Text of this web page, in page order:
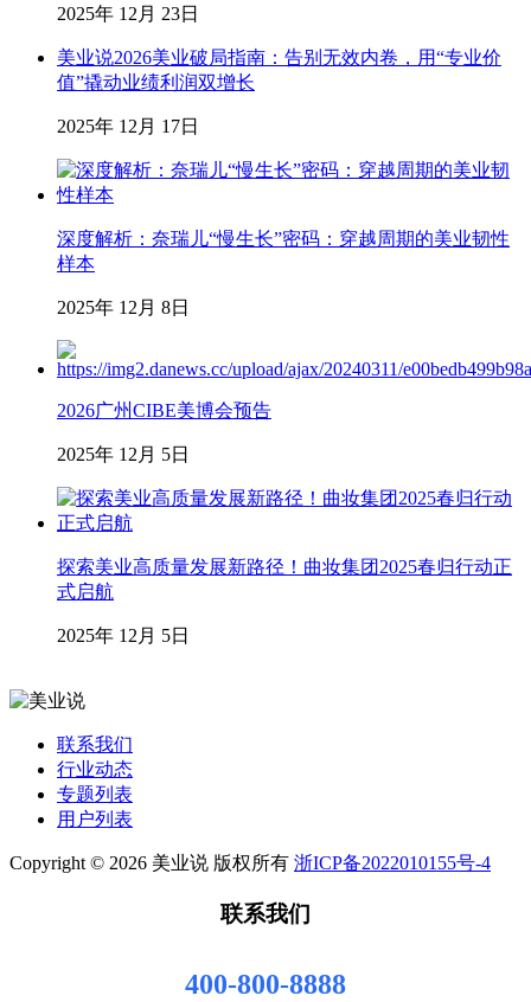
2025年 12月 23日
美业说2026美业破局指南：告别无效内卷，用“专业价
值”撬动业绩利润双增长
2025年 12月 17日
深度解析：奈瑞儿“慢生长”密码：穿越周期的美业韧性
样本
2025年 12月 8日
2026广州CIBE美博会预告
2025年 12月 5日
探索美业高质量发展新路径！曲妆集团2025春归行动正
式启航
2025年 12月 5日
联系我们
行业动态
专题列表
用户列表
Copyright © 2026 美业说 版权所有 浙ICP备2022010155号-4
联系我们
400-800-8888